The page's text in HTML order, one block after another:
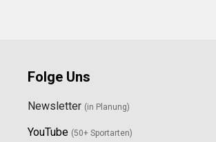
Folge Uns
Newsletter (in Planung)
YouTube (50+ Sportarten)